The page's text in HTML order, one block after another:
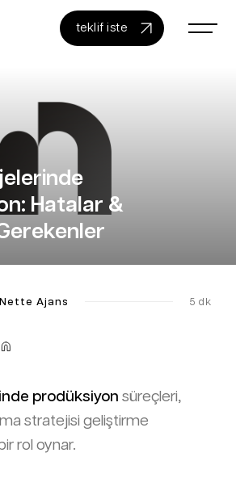
teklif iste
Hatalar &
Nette Ajans 5 dk
prodüksiyon süreçleri,
stratejisi geliştirme
rol oynar.